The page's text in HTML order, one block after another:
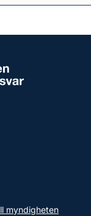
myndigheten